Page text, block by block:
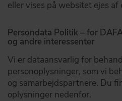
eller vises på websitet ejes af
Persondata Politik – for
og andre interessenter
Vi er dataansvarlig for
personoplysninger, som vi
og samarbejdspartnere. Du
oplysninger nedenfor.